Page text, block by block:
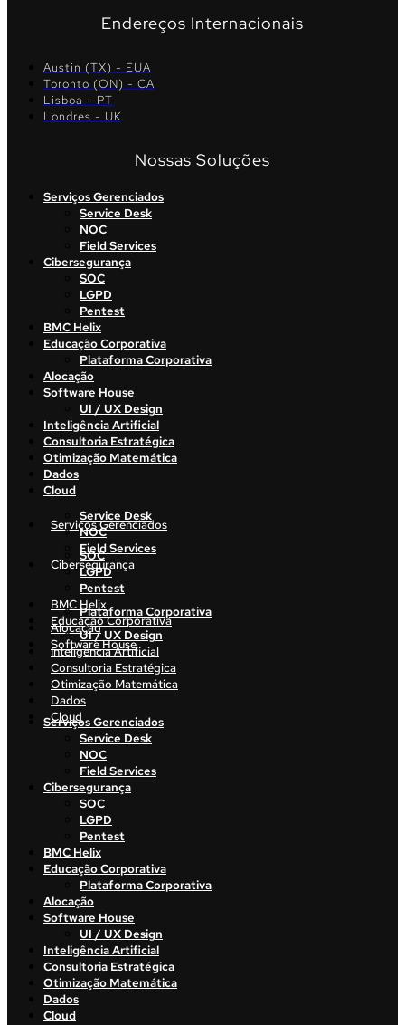
Endereços Internacionais
Austin (TX) - EUA
Toronto (ON) - CA
Lisboa - PT
Londres - UK
Nossas Soluções
Serviços Gerenciados
Service Desk
NOC
Field Services
Cibersegurança
SOC
LGPD
Pentest
BMC Helix
Educação Corporativa
Plataforma Corporativa
Alocação
Software House
UI / UX Design
Inteligência Artificial
Consultoria Estratégica
Otimização Matemática
Dados
Cloud
Serviços Gerenciados
Service Desk
NOC
Field Services
Cibersegurança
SOC
LGPD
Pentest
BMC Helix
Educação Corporativa
Plataforma Corporativa
Alocação
Software House
UI / UX Design
Inteligência Artificial
Consultoria Estratégica
Otimização Matemática
Dados
Cloud
Serviços Gerenciados
Service Desk
NOC
Field Services
Cibersegurança
SOC
LGPD
Pentest
BMC Helix
Educação Corporativa
Plataforma Corporativa
Alocação
Software House
UI / UX Design
Inteligência Artificial
Consultoria Estratégica
Otimização Matemática
Dados
Cloud